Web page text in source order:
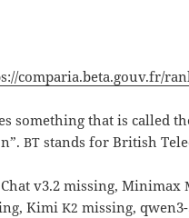
comparia.beta.gouv.fr/
some­thing that is cal­led
BT stands for Bri­tish
Chat v3.2 mis­sing, Mini­max
KimiK2 mis­sing,